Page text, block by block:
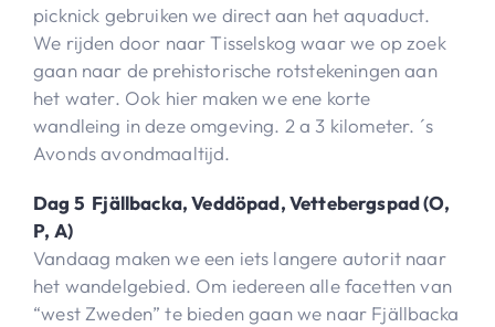
picknick gebruiken we direct aan het aquaduct.
We rijden door naar Tisselskog waar we op zoek
gaan naar de prehistorische rotstekeningen aan
het water. Ook hier maken we ene korte
wandleing in deze omgeving. 2 a 3 kilometer. ´s
Avonds avondmaaltijd.
Dag 5 Fjällbacka, Veddöpad, Vettebergspad (O,
P, A)
Vandaag maken we een iets langere autorit naar
het wandelgebied. Om iedereen alle facetten van
“west Zweden” te bieden gaan we naar Fjällbacka